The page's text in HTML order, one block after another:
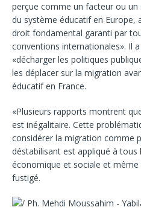
perçue comme un facteur ou
du système éducatif en Europe,
droit fondamental garanti par
conventions internationales». Il
«décharger les politiques
les déplacer sur la migration
éducatif en France.
«Plusieurs rapports montrent
est inégalitaire. Cette
considérer la migration comme
déstabilisant est appliqué à tous
économique et sociale et même
fustigé.